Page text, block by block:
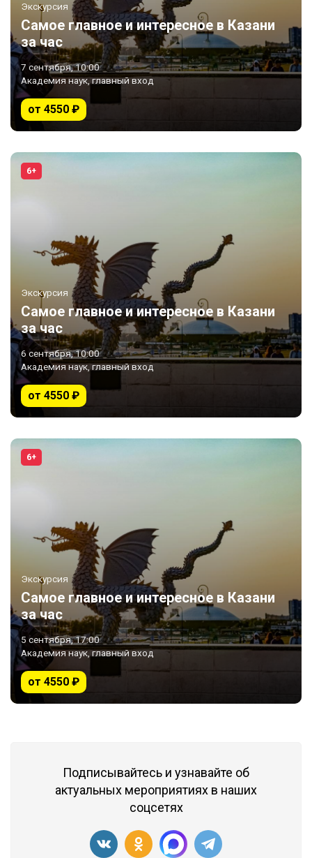
Экскурсия
Самое главное и интересное в Казани
за час
7 сентября, 10:00
Академия наук, главный вход
от 4550 ₽
6+
Экскурсия
Самое главное и интересное в Казани
за час
6 сентября, 10:00
Академия наук, главный вход
от 4550 ₽
6+
Экскурсия
Самое главное и интересное в Казани
за час
5 сентября, 17:00
Академия наук, главный вход
от 4550 ₽
Подписывайтесь и узнавайте об
актуальных мероприятиях в наших
соцсетях